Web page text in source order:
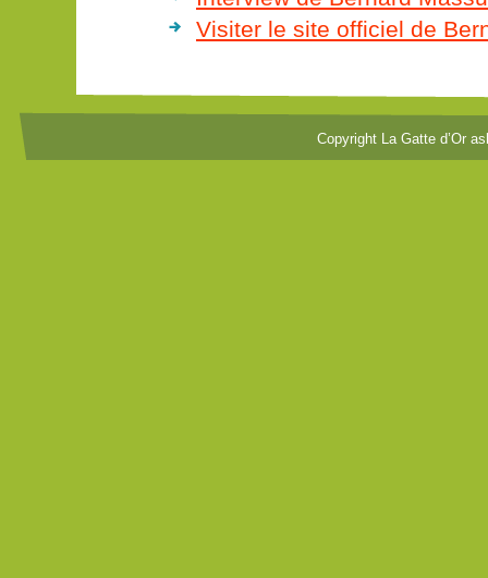
Visiter le site officiel de
Copyright La Gatte d’Or